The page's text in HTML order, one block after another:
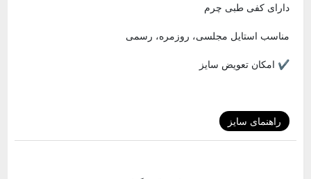
دارای کفی طبی چرم
مناسب استایل مجلسی، روزمره، رسمی
✔️ امکان تعویض سایز
راهنمای سایز